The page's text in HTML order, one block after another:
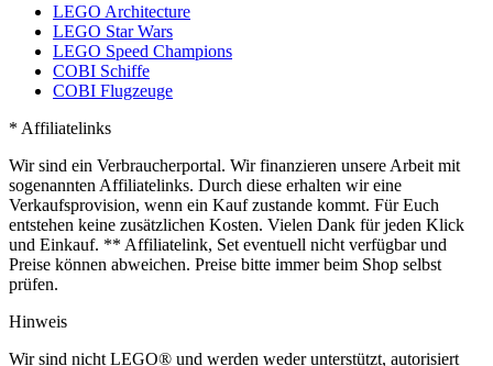
LEGO Architecture
LEGO Star Wars
LEGO Speed Champions
COBI Schiffe
COBI Flugzeuge
* Affiliatelinks
Wir sind ein Verbraucherportal. Wir finanzieren unsere Arbeit mit
sogenannten Affiliatelinks. Durch diese erhalten wir eine
Verkaufsprovision, wenn ein Kauf zustande kommt. Für Euch
entstehen keine zusätzlichen Kosten. Vielen Dank für jeden Klick
und Einkauf. ** Affiliatelink, Set eventuell nicht verfügbar und
Preise können abweichen. Preise bitte immer beim Shop selbst
prüfen.
Hinweis
Wir sind nicht LEGO® und werden weder unterstützt, autorisiert